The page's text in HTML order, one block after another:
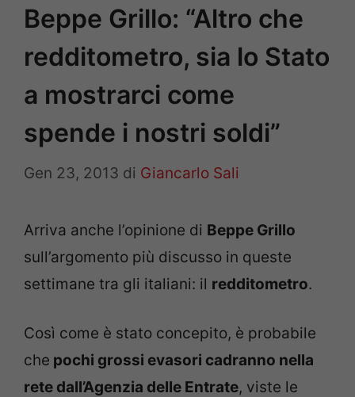
Beppe Grillo: “Altro che
redditometro, sia lo Stato
a mostrarci come
spende i nostri soldi”
Gen 23, 2013 di Giancarlo Sali
Arriva anche l’opinione di Beppe Grillo
sull’argomento più discusso in queste
settimane tra gli italiani: il redditometro.
Così come è stato concepito, è probabile
che pochi grossi evasori cadranno nella
rete dall’Agenzia delle Entrate, viste le